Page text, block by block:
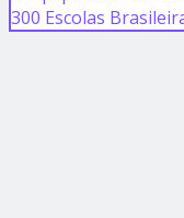
300 Escolas